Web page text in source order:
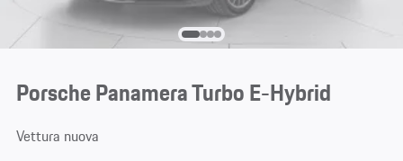
Porsche Panamera Turbo E-Hybrid
Vettura nuova